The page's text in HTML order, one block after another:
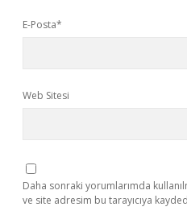
E-Posta*
Web Sitesi
Daha sonraki yorumlarımda
ve site adresim bu tarayıcıya